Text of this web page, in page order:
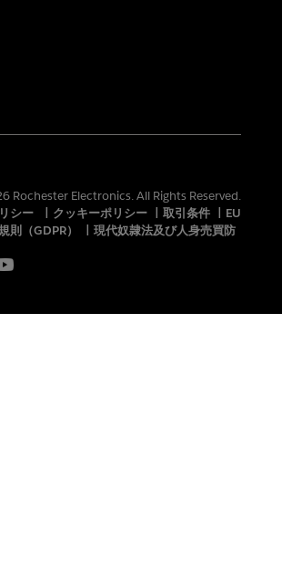
Rochester Electronics. All Rights Reserved.
シー
クッキーポリシー 取引条件
EU
則（GDPR）
現代奴隷法及び人身売買防